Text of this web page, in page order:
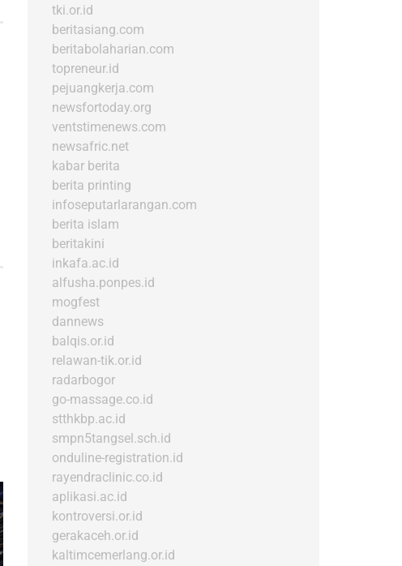
tki.or.id
beritasiang.com
beritabolaharian.com
topreneur.id
pejuangkerja.com
newsfortoday.org
ventstimenews.com
newsafric.net
kabar berita
berita printing
infoseputarlarangan.com
berita islam
beritakini
inkafa.ac.id
alfusha.ponpes.id
mogfest
dannews
balqis.or.id
relawan-tik.or.id
radarbogor
go-massage.co.id
stthkbp.ac.id
smpn5tangsel.sch.id
onduline-registration.id
rayendraclinic.co.id
aplikasi.ac.id
kontroversi.or.id
gerakaceh.or.id
kaltimcemerlang.or.id